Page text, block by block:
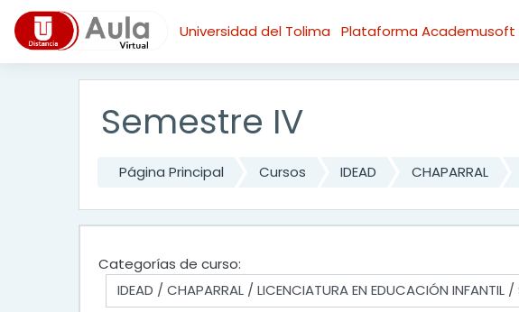
Universidad del Tolima Plataforma Academusoft
Saltar al contenido principal
Semestre IV
Página Principal Cursos IDEAD CHAPARRAL
Categorías de curso: